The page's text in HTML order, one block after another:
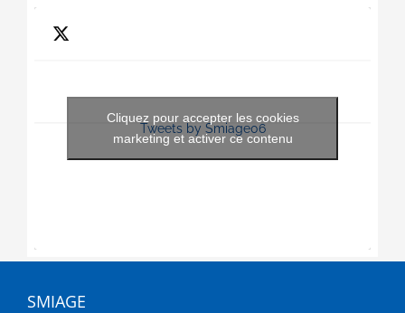
Tweets by Smiage06
Cliquez pour accepter les cookies
marketing et activer ce contenu
SMIAGE